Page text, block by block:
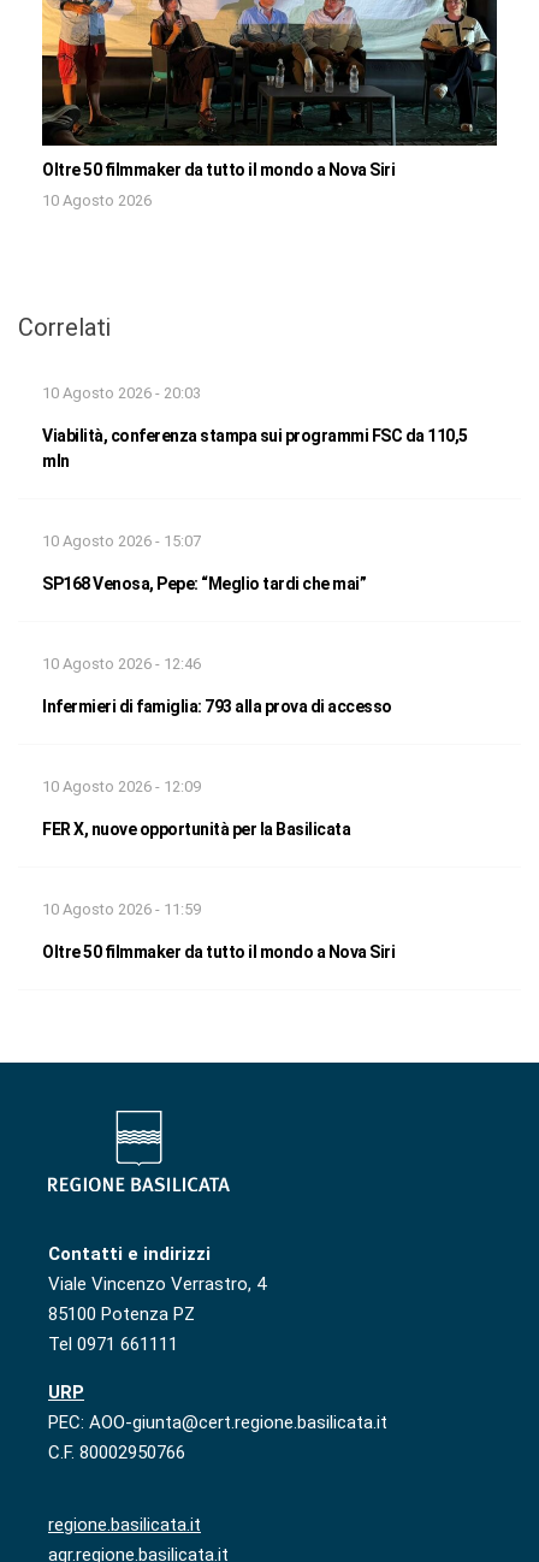
Oltre 50 filmmaker da tutto il mondo a Nova Siri
10 Agosto 2026
Correlati
10 Agosto 2026 - 20:03
Viabilità, conferenza stampa sui programmi FSC da 110,5
mln
10 Agosto 2026 - 15:07
SP168 Venosa, Pepe: “Meglio tardi che mai”
10 Agosto 2026 - 12:46
Infermieri di famiglia: 793 alla prova di accesso
10 Agosto 2026 - 12:09
FER X, nuove opportunità per la Basilicata
10 Agosto 2026 - 11:59
Oltre 50 filmmaker da tutto il mondo a Nova Siri
Contatti e indirizzi
Viale Vincenzo Verrastro, 4
85100 Potenza PZ
Tel 0971 661111
URP
PEC: AOO-giunta@cert.regione.basilicata.it
C.F. 80002950766
regione.basilicata.it
agr.regione.basilicata.it